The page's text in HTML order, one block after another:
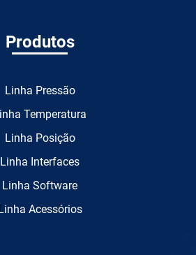
Produtos
Linha Pressão
Temperatura
Linha Posição
Linha Interfaces
Linha Software
Linha Acessórios